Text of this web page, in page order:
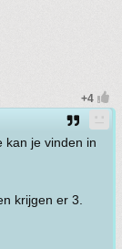
kan je vinden in
krijgen er 3.